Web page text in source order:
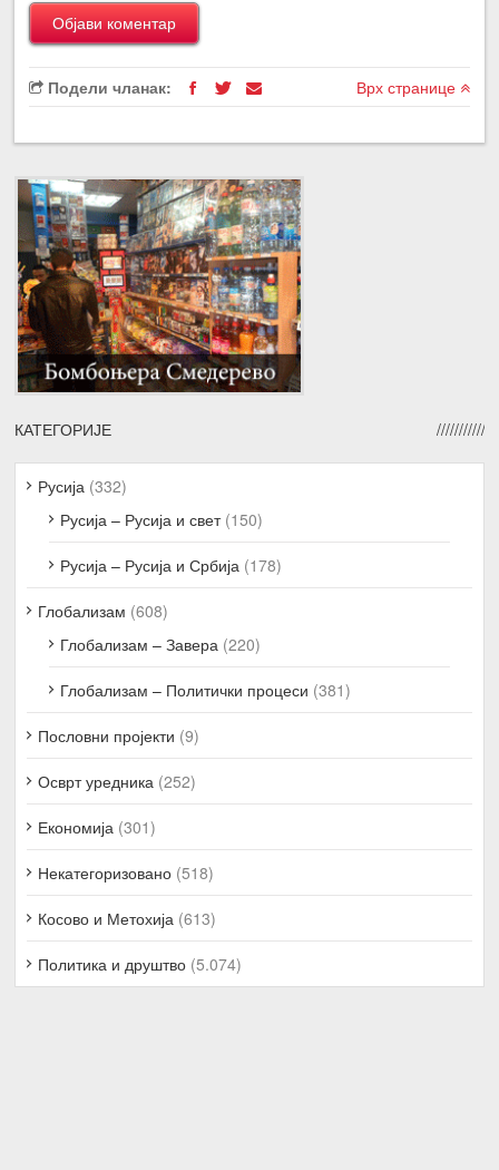
Подели чланак: Врх странице
КАТЕГОРИЈЕ
Русија (332)
Русија – Русија и свет(150)
Русија – Русија и Србија (178)
Глобализам (608)
Глобализам – Завера (220)
Глобализам – Политички процеси (381)
Пословни пројекти (9)
Осврт уредника (252)
Економија (301)
Некатегоризовано (518)
Косово и Метохија (613)
Политика и друштво (5.074)